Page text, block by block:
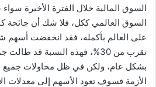
السوق المالية خلال الفترة الأخيرة
السوق العالمي ككل، فلا شك أن جائحة
على العالم بأكمله، فقد انخفضت أسهم
تقرب من 30%، فهذه النسبة قد
بشكل عام، ولكن في ظل محاولات
الأزمة فسوف تعود الأسهم إلى معدلات